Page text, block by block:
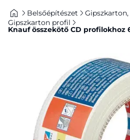
Belsőépítészet
Gipszkarton profil
Knauf összekötő CD profilokhoz